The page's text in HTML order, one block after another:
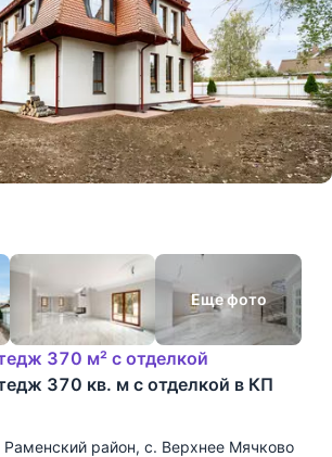
Еще фото
370 м² с отделкой
370 кв. м с отделкой в КП
Раменский район, с. Верхнее Мячково